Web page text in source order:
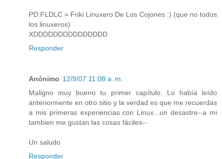
PD:FLDLC = Friki Linuxero De Los Cojones :) (que no todos
los linuxeros)
XDDDDDDDDDDDDDDD
Responder
Anónimo 12/9/07 11:08 a. m.
Maligno muy bueno tu primer capítulo. Lo había leído
anteriormente en otro sitio y la verdad es que me recuerdas
a mis primeras experiencias con Linux...un desastre--a mi
tambien me gustan las cosas fáciles--
Un saludo
Responder